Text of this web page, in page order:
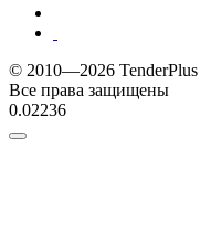
© 2010—2026 TenderPlus
Все права защищены
0.02236